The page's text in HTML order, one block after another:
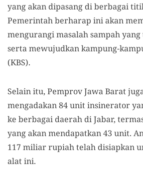
yang akan dipasang di berbagai
Pemerintah berharap ini akan
mengurangi masalah sampah
serta mewujudkan kampung-
(KBS).
Selain itu, Pemprov Jawa Barat
mengadakan 84 unit insinerator
ke berbagai daerah di Jabar,
yang akan mendapatkan 43 unit.
117 miliar rupiah telah disiapkan
alat ini.